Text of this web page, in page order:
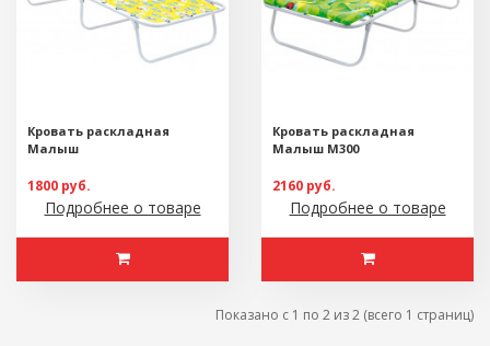
Кровать раскладная
Малыш
1800 руб.
Подробнее о товаре
Кровать раскладная
Малыш М300
2160 руб.
Подробнее о товаре
Показано с 1 по 2 из 2 (всего 1 страниц)